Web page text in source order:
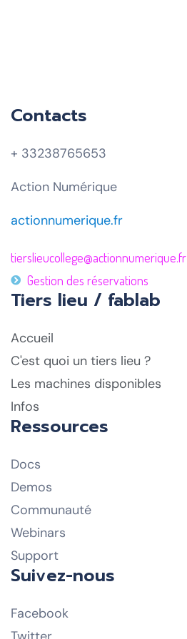
Contacts
+ 33238765653
Action Numérique
actionnumerique.fr
tierslieucollege@actionnumerique.fr
Gestion des réservations
Tiers lieu / fablab
Accueil
C'est quoi un tiers lieu ?
Les machines disponibles
Infos
Ressources
Docs
Demos
Communauté
Webinars
Support
Suivez-nous
Facebook